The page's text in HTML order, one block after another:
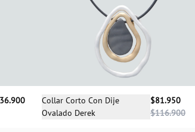
Selecciona una talla
Collar Corto Con Dije
Ovalado Derek
$81.950
$116.900